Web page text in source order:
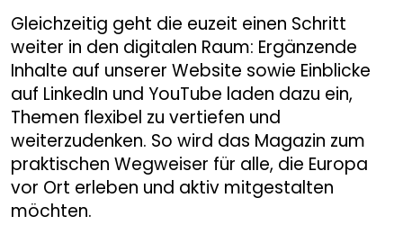
Gleichzeitig geht die euzeit einen Schritt
weiter in den digitalen Raum: Ergänzende
Inhalte auf unserer Website sowie Einblicke
auf LinkedIn und YouTube laden dazu ein,
Themen flexibel zu vertiefen und
weiterzudenken. So wird das Magazin zum
praktischen Wegweiser für alle, die Europa
vor Ort erleben und aktiv mitgestalten
möchten.